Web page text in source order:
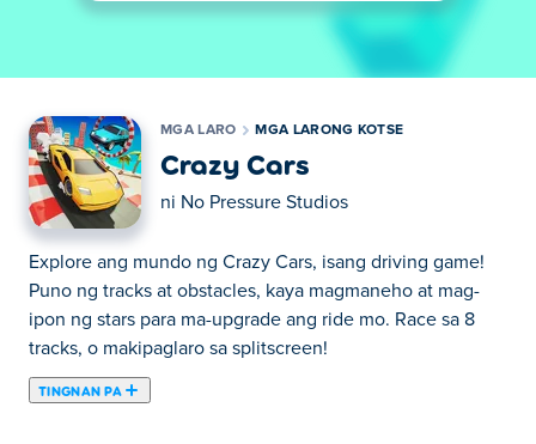
MGA LARO MGA LARONG KOTSE
Crazy Cars
ni No Pressure Studios
Explore ang mundo ng Crazy Cars, isang driving game!
Puno ng tracks at obstacles, kaya magmaneho at mag-
ipon ng stars para ma-upgrade ang ride mo. Race sa 8
tracks, o makipaglaro sa splitscreen!
TINGNAN PA